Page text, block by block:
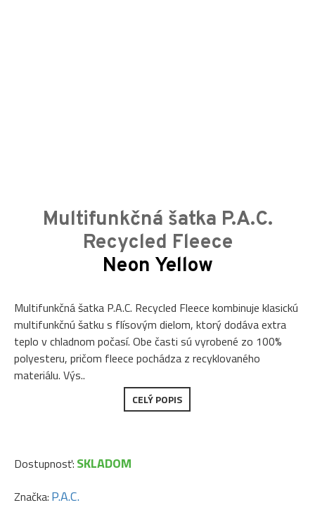
Multifunkčná šatka P.A.C.
Recycled Fleece
Neon Yellow
Multifunkčná šatka P.A.C. Recycled Fleece kombinuje klasickú
multifunkčnú šatku s flísovým dielom, ktorý dodáva extra
teplo v chladnom počasí. Obe časti sú vyrobené zo 100%
polyesteru, pričom fleece pochádza z recyklovaného
materiálu. Výs..
CELÝ POPIS
Dostupnosť: SKLADOM
Značka: P.A.C.